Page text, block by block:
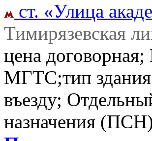
ст. «Улица
Тимирязевская
цена
МГТС;тип
въезду;
назначения